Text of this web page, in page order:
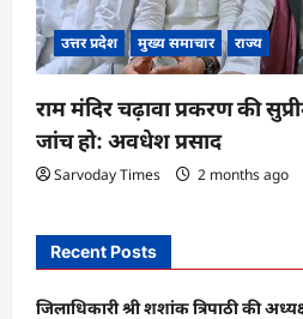
उत्तर प्रदेश मुख्य समाचार राज्य
राम मंदिर चढ़ावा प्रकरण की
जांच हो: अवधेश प्रसाद
Sarvoday Times 2 months ago
Recent Posts
जिलाधिकारी श्री शशांक त्रिपाठी की